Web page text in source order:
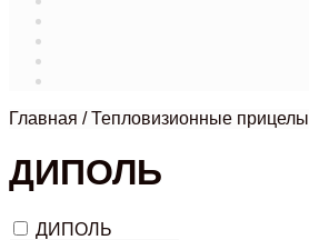
Главная /Тепловизионные прицелы
ДИПОЛЬ
ДИПОЛЬ